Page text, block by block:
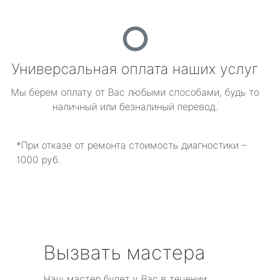
Универсальная оплата наших услуг
Мы берем оплату от Вас любыми способами, будь то
наличный или безналиный перевод.
*При отказе от ремонта стоимость диагностики –
1000 руб.
Вызвать мастера